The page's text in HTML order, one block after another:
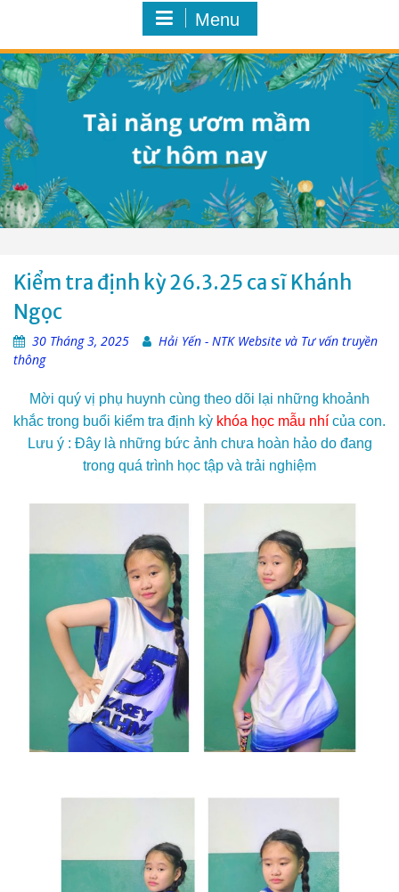
Menu
Kiểm tra định kỳ 26.3.25 ca sĩ Khánh
Ngọc
30 Tháng 3, 2025
Hải Yến - NTK Website và Tư vấn truyền
thông
Mời quý vị phụ huynh cùng theo dõi lại những khoảnh
khắc trong buổi kiểm tra định kỳ khóa học mẫu nhí của con.
Lưu ý : Đây là những bức ảnh chưa hoàn hảo do đang
trong quá trình học tập và trải nghiệm